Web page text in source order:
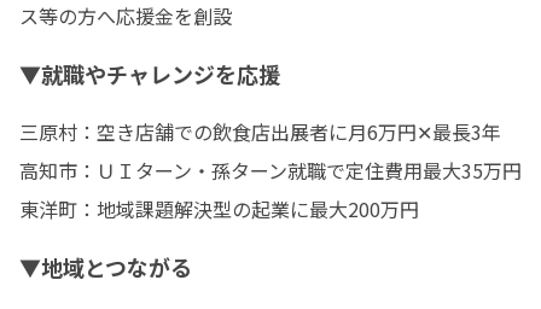
ス等の方へ応援金を創設
▼就職やチャレンジを応援
三原村：空き店舗での飲食店出展者に月6万円✕最長3年
高知市：ＵＩターン・孫ターン就職で定住費用最大35万円
東洋町：地域課題解決型の起業に最大200万円
▼地域とつながる